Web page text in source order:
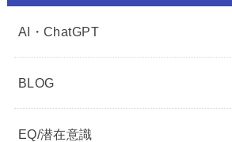
AI・ChatGPT
BLOG
EQ/潜在意識